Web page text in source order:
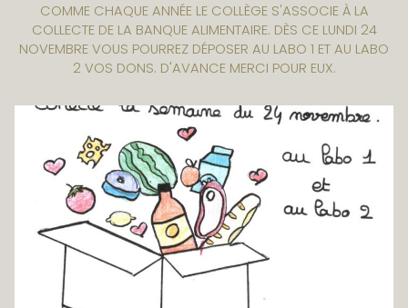
COMME CHAQUE ANNÉE LE COLLÈGE S'ASSOCIE À LA
COLLECTE DE LA BANQUE ALIMENTAIRE. DÈS CE LUNDI 24
NOVEMBRE VOUS POURREZ DÉPOSER AU LABO 1 ET AU LABO
2 VOS DONS. D'AVANCE MERCI POUR EUX.